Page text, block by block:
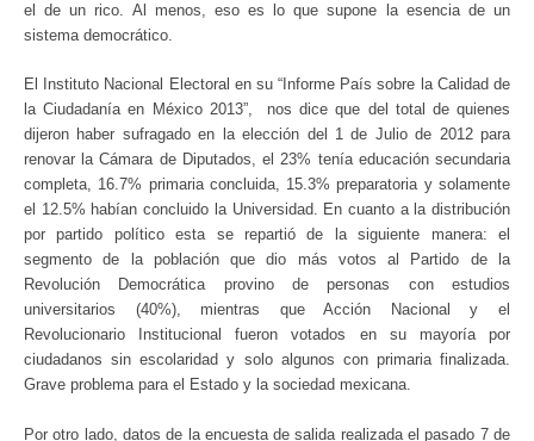
el de un rico. Al menos, eso es lo que supone la esencia de un
sistema democrático.
El Instituto Nacional Electoral en su “Informe País sobre la Calidad de
la Ciudadanía en México 2013”, nos dice que del total de quienes
dijeron haber sufragado en la elección del 1 de Julio de 2012 para
renovar la Cámara de Diputados, el 23% tenía educación secundaria
completa, 16.7% primaria concluida, 15.3% preparatoria y solamente
el 12.5% habían concluido la Universidad. En cuanto a la distribución
por partido político esta se repartió de la siguiente manera: el
segmento de la población que dio más votos al Partido de la
Revolución Democrática provino de personas con estudios
universitarios (40%), mientras que Acción Nacional y el
Revolucionario Institucional fueron votados en su mayoría por
ciudadanos sin escolaridad y solo algunos con primaria finalizada.
Grave problema para el Estado y la sociedad mexicana.
Por otro lado, datos de la encuesta de salida realizada el pasado 7 de